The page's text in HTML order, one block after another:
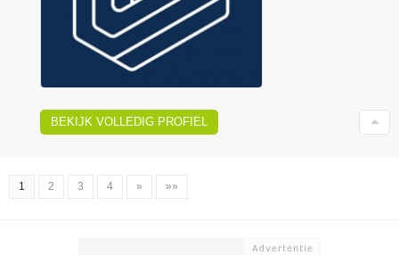
BEKIJK VOLLEDIG PROFIEL
1 2 3 4 » »»